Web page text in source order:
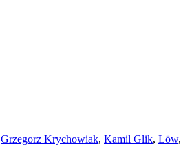
Grzegorz Krychowiak, Kamil Glik, Löw,